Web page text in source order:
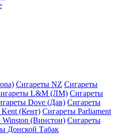
Сигареты NZ Сигареты
L&M (ЛМ) Сигареты
Dove (Дав) Сигареты
(Кент) Сигареты Parliament
Winston (Винстон) Сигареты
Донской Табак